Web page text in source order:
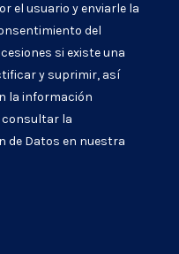
el usuario y enviarle la
del
si existe una
y suprimir, así
la información
consultar la
de Datos en nuestra